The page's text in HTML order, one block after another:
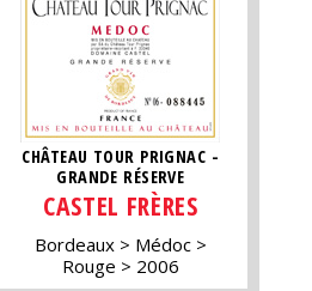
CHÂTEAU TOUR PRIGNAC -
GRANDE RÉSERVE
CASTEL FRÈRES
Bordeaux
Médoc
Rouge
2006